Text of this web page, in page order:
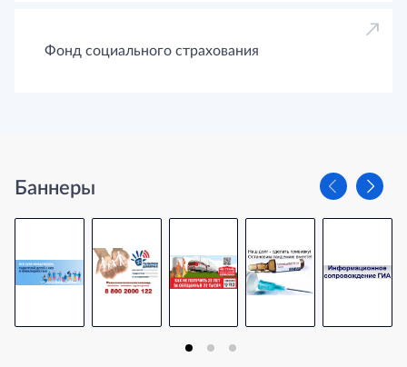
Фонд социального страхования
Баннеры